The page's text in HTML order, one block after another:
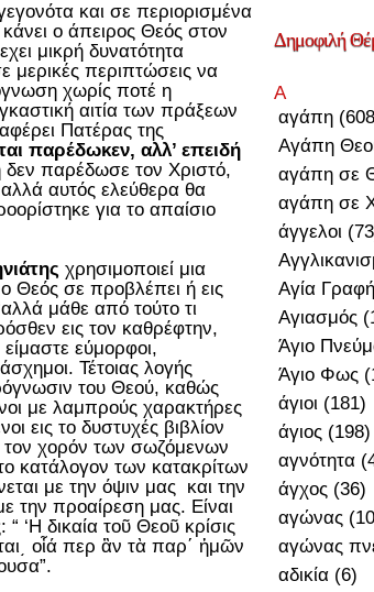
και σε περιορισμένα
ο άπειρος Θεός στον
μικρή δυνατότητα
μερικές περιπτώσεις να
χωρίς ποτέ η
αιτία των πράξεων
Πατέρας της
παρέδωκεν, αλλ’ επειδή
δεν παρέδωσε τον Χριστό,
αυτός ελεύθερα θα
για το απαίσιο
χρησιμοποιεί μια
Θεός σε προβλέπει ή εις
μάθε από τούτο τι
εις τον καθρέφτην,
εύμορφοι,
Τέτοιας λογής
του Θεού, καθώς
με λαμπρούς χαρακτήρες
εις το δυστυχές βιβλίον
τον χορόν των σωζόμενων
κατάλογον των κατακρίτων
με την όψιν μας και την
την προαίρεση μας. Είναι
‘Η δικαία τοῦ Θεοῦ κρίσις
οἷά περ ἂν τὰ παρ΄ ἡμῶν
Δημοφιλή
Α
αγάπη
Αγάπη
αγάπη σε
αγάπη σε
άγγελοι
Αγία
Αγιασμός
Άγιο
Άγιο Φως
άγιοι (181)
άγιος (198)
αγνότητα
άγχος (36)
αγώνας
αγώνας
αδικία (6)